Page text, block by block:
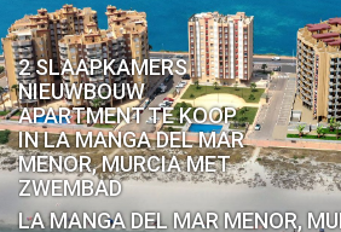
2 SLAAPKAMERS
NIEUWBOUW
APARTMENT TE KOOP
IN LA MANGA DEL MAR
MENOR, MURCIA MET
ZWEMBAD
LA MANGA DEL MAR MENOR,